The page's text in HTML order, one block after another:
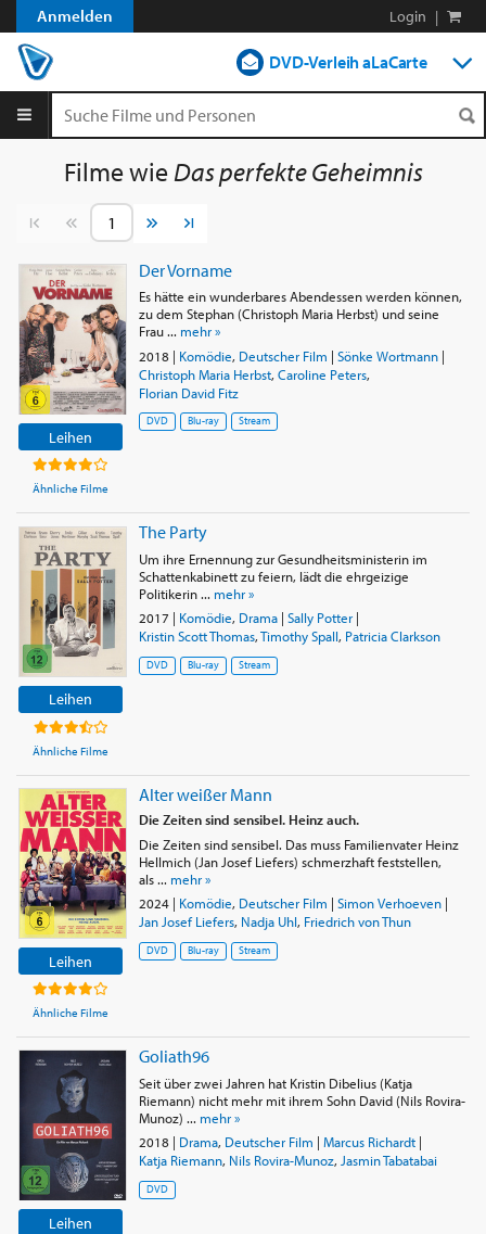
Anmelden Login |
DVD-Verleih aLaCarte
Streamen
Filme wieDas perfekte Geheimnis
Vorherige SeiteNächste Seite
Leihen
Ähnliche Filme
Der Vorname
Es hätte ein wunderbares Abendessen werden können,
zu dem Stephan (Christoph Maria Herbst) und seine
Frau ... mehr »
2018| Komödie, Deutscher Film | Sönke Wortmann|
Christoph Maria Herbst, Caroline Peters,
Florian David Fitz
DVD Blu-ray Stream
Leihen
Ähnliche Filme
The Party
Um ihre Ernennung zur Gesundheitsministerin im
Schattenkabinett zu feiern, lädt die ehrgeizige
Politikerin ... mehr »
2017 | Komödie, Drama| Sally Potter|
Kristin Scott Thomas,Timothy Spall, Patricia Clarkson
DVD Blu-ray Stream
Leihen
Ähnliche Filme
Alter weißer Mann
Die Zeiten sind sensibel. Heinz auch.
Die Zeiten sind sensibel. Das muss Familienvater Heinz
Hellmich (Jan Josef Liefers) schmerzhaft feststellen,
als ... mehr »
2024| Komödie, Deutscher Film | Simon Verhoeven|
Jan Josef Liefers, Nadja Uhl, Friedrich von Thun
DVD Blu-ray Stream
Leihen
Goliath96
Seit über zwei Jahren hat Kristin Dibelius (Katja
Riemann) nicht mehr mit ihrem Sohn David (Nils Rovira-
Munoz) ... mehr »
2018| Drama, Deutscher Film | Marcus Richardt|
Katja Riemann, Nils Rovira-Munoz, Jasmin Tabatabai
DVD